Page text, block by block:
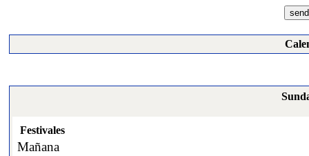
Festivales
Mañana